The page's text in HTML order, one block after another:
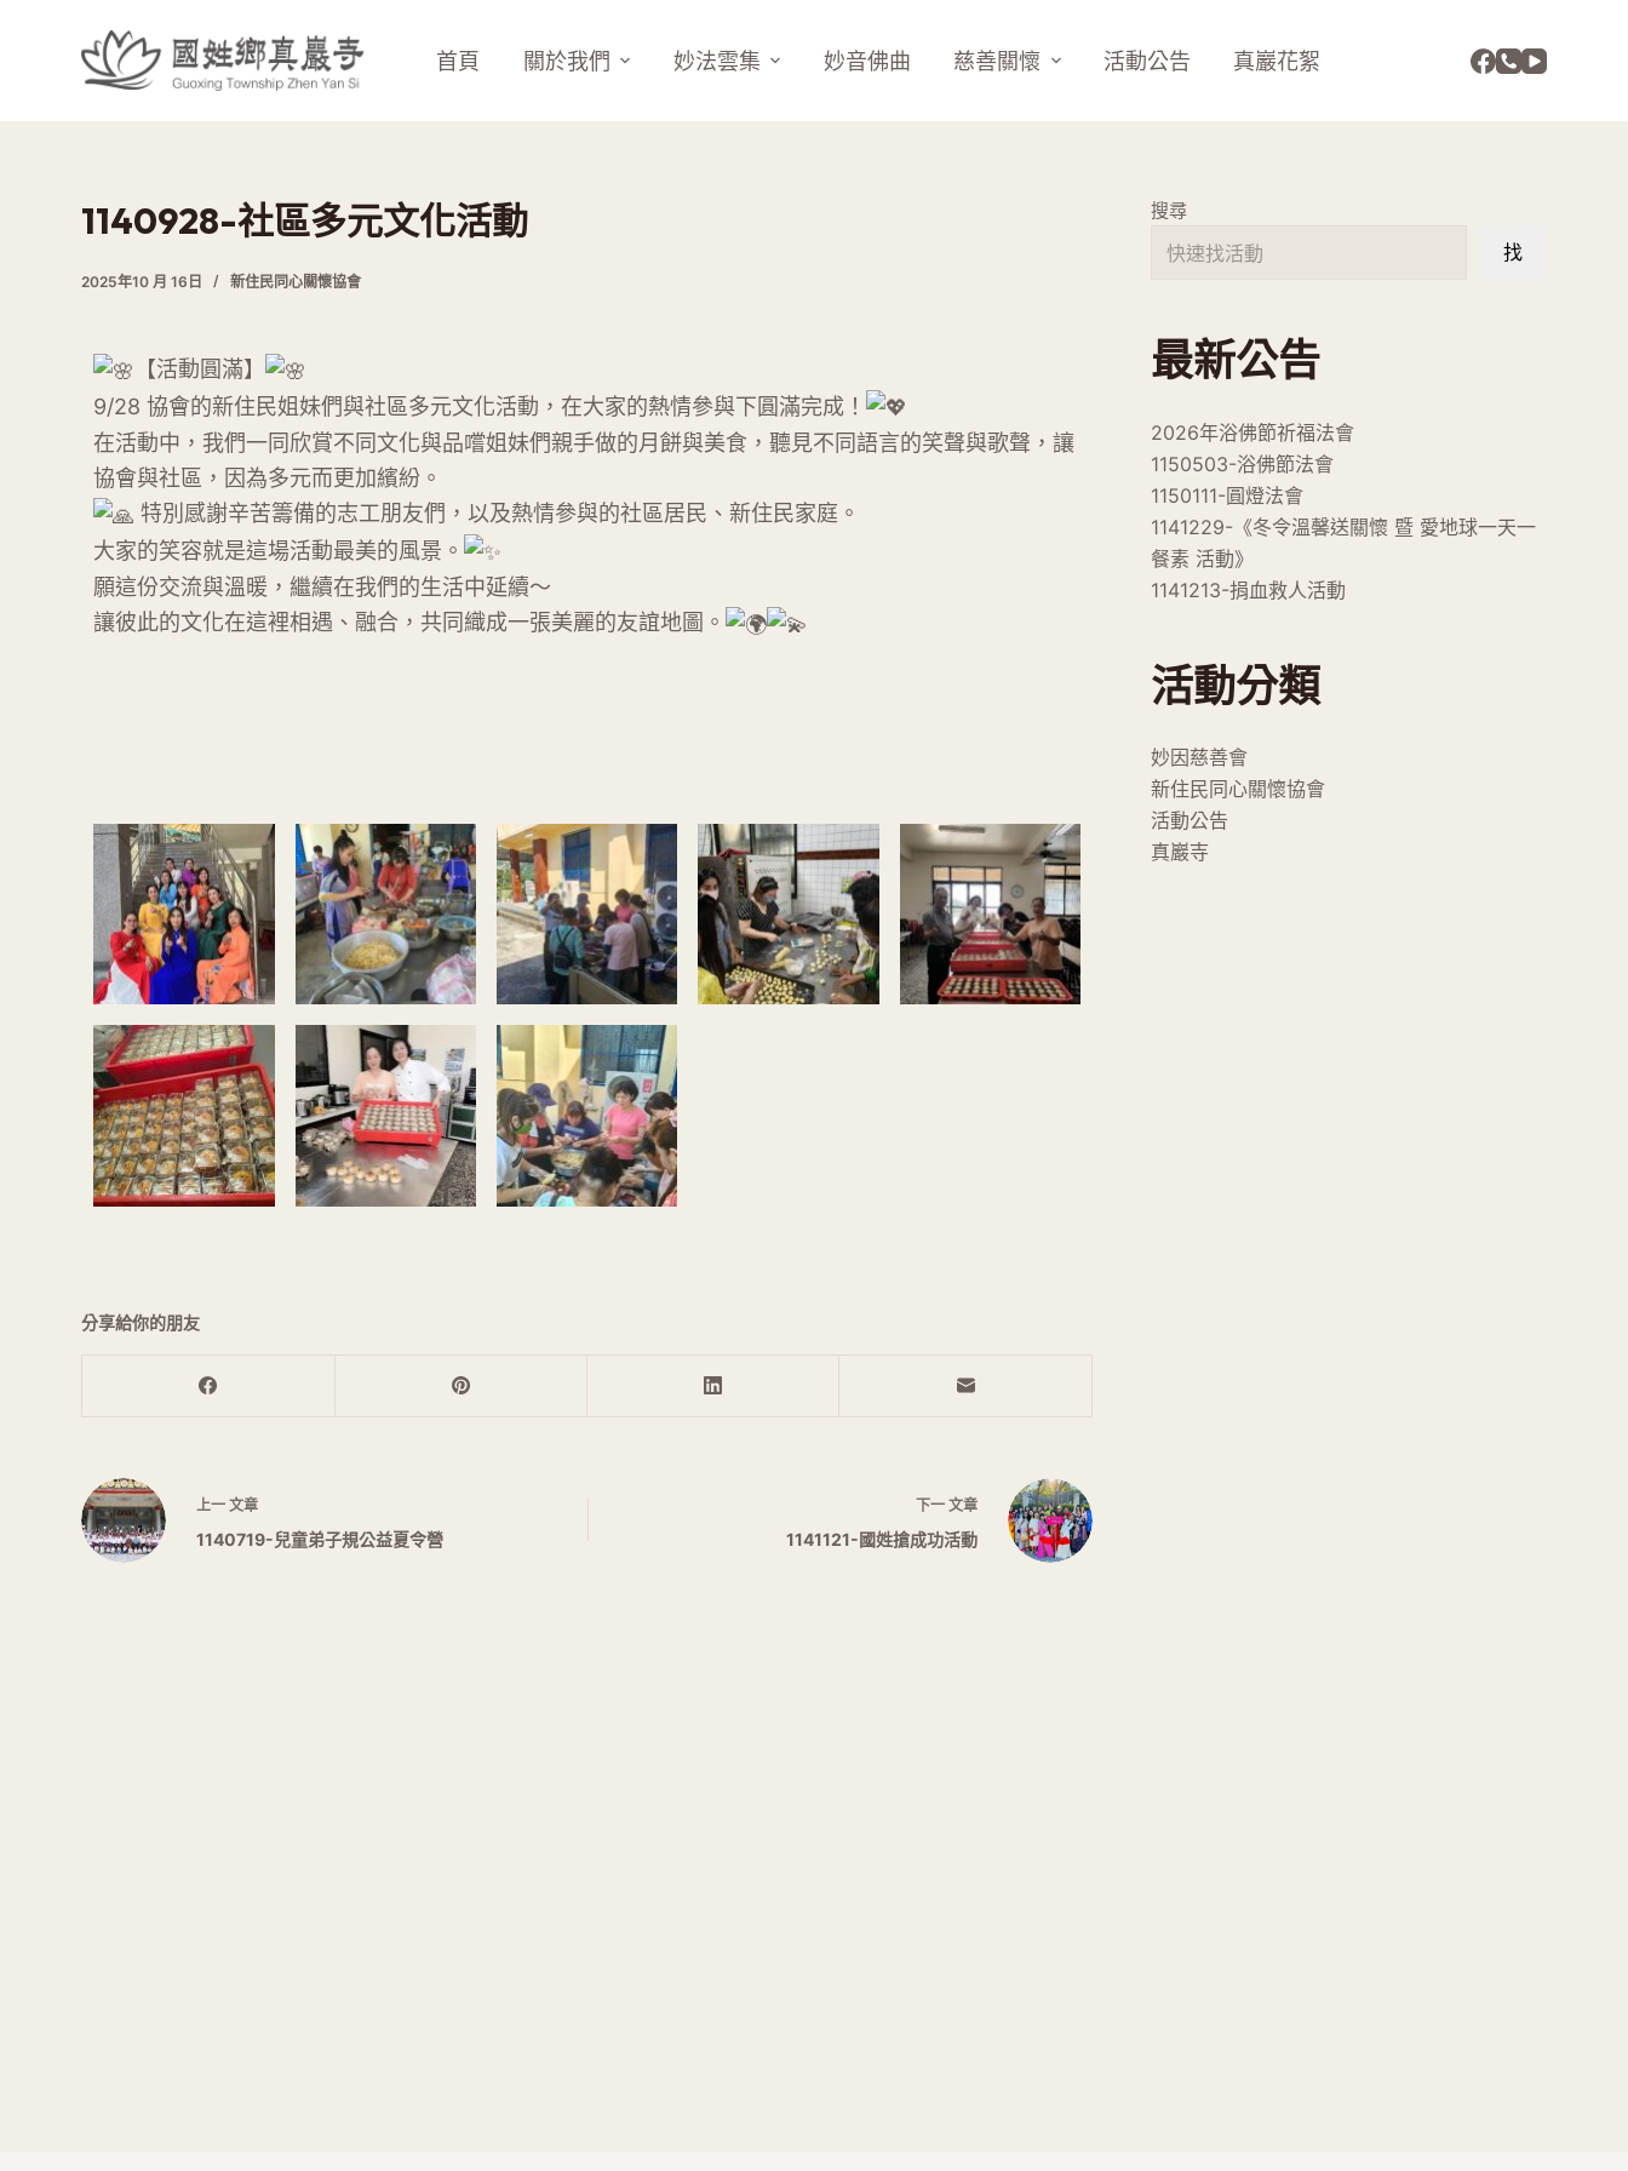
要
首頁 關於我們 妙法雲集 妙音佛曲 慈善關懷 活動公告 真巖花絮
1140928-社區多元文化活動
2025年10 月 16日 新住民同心關懷協會
【活動圓滿】
9/28 協會的新住民姐妹們與社區多元文化活動，在大家的熱情參與下圓滿完成！
在活動中，我們一同欣賞不同文化與品嚐姐妹們親手做的月餅與美食，聽見不同語言的笑聲與歌聲，讓
協會與社區，因為多元而更加繽紛。
特別感謝辛苦籌備的志工朋友們，以及熱情參與的社區居民、新住民家庭。
大家的笑容就是這場活動最美的風景。
願這份交流與溫暖，繼續在我們的生活中延續～
讓彼此的文化在這裡相遇、融合，共同織成一張美麗的友誼地圖。
分享給你的朋友
上一文章
1140719-兒童弟子規公益夏令營
下一 文章
1141121-國姓搶成功活動
搜尋
找
最新公告
2026年浴佛節祈福法會
1150503-浴佛節法會
1150111-圓燈法會
1141229-《冬令溫馨送關懷 暨 愛地球一天一
餐素 活動》
1141213-捐血救人活動
活動分類
妙因慈善會
新住民同心關懷協會
活動公告
真巖寺